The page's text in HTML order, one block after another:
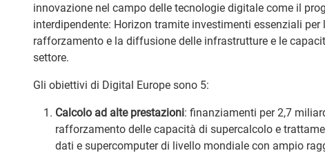
innovazione nel campo delle tecnologie digitale come il
interdipendente: Horizon tramite investimenti essenziali
rafforzamento e la diffusione delle infrastrutture e le
settore.
Gli obiettivi di Digital Europe sono 5:
Calcolo ad alte prestazioni: finanziamenti per 2,7
rafforzamento delle capacità di supercalcolo e
dati e supercomputer di livello mondiale con ampio